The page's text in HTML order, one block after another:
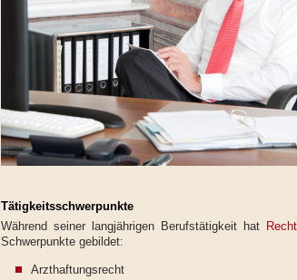
Tätigkeitsschwerpunkte
Während seiner langjährigen Berufstätigkeit hat
Schwerpunkte gebildet:
Arzthaftungsrecht